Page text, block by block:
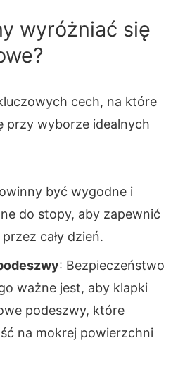
wyróżniać się
cech, na które
przy wyborze idealnych
być wygodne i
do stopy, aby zapewnić
cały dzień.
: Bezpieczeństwo
ważne jest, aby klapki
podeszwy, które
na mokrej powierzchni